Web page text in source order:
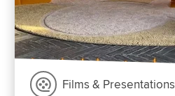
Films & Presentations